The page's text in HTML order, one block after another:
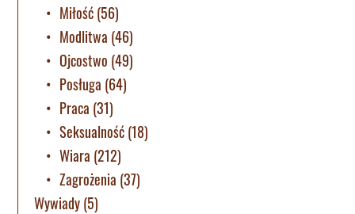
Miłość(56)
Modlitwa (46)
Ojcostwo (49)
Posługa (64)
Praca (31)
Seksualność(18)
Wiara (212)
Zagrożenia (37)
Wywiady(5)